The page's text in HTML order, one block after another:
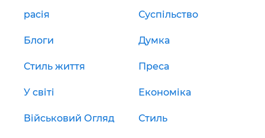
расія Суспільство
Блоги Думка
Стиль життя Преса
У світі Економіка
Військовий Огляд Стиль